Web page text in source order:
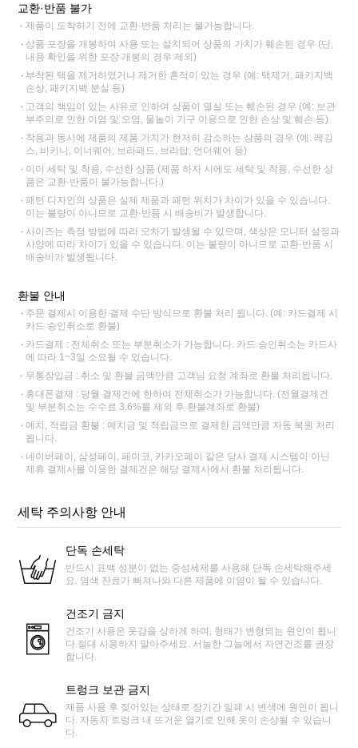
교환·반품 불가
제품이 도착하기 전에 교환·반품 처리는 불가능합니다.
상품 포장을 개봉하여 사용 또는 설치되어 상품의 가치가 훼손된 경우 (단,
내용 확인을 위한 포장 개봉의 경우 제외)
부착된 택을 제거하였거나 제거한 흔적이 있는 경우 (예: 택제거, 패키지백
손상, 패키지백 분실 등)
고객의 책임이 있는 사유로 인하여 상품이 멸실 또는 훼손된 경우 (예: 보관
부주의로 인한 이염 및 오염, 물놀이 기구 이용으로 인한 손상 및 훼손 등)
착용과 동시에 제품의 제품 가치가 현저히 감소하는 상품의 경우 (예: 레깅
스, 비키니, 이너웨어, 브라패드, 브라탑, 언더웨어 등)
이미 세탁 및 착용, 수선한 상품 (제품 하자 시에도 세탁 및 착용, 수선한 상
품은 교환·반품이 불가능합니다.)
패턴 디자인의 상품은 실제 제품과 패턴 위치가 차이가 있을 수 있습니다.
이는 불량이 아니므로 교환·반품 시 배송비가 발생합니다.
사이즈는 측정 방법에 따라 오차가 발생될 수 있으며, 색상은 모니터 설정과
사양에 따라 차이가 있을 수 있습니다. 이는 불량이 아니므로 교환·반품 시
배송비가 발생됩니다.
환불 안내
주문 결제시 이용한 결제 수단 방식으로 환불 처리 됩니다. (예: 카드결제 시
카드 승인취소로 환불)
카드결제 : 전체취소 또는 부분취소가 가능합니다. 카드 승인취소는 카드사
에 따라 1~3일 소요될 수 있습니다.
무통장입금 : 취소 및 환불 금액만큼 고객님 요청 계좌로 환불 처리됩니다.
휴대폰결제 : 당월 결제건에 한하여 전체취소가 가능합니다. (전월결제건
및 부분취소는 수수료 3.6%를 제외 후 환불계좌로 환불)
예치, 적립금 환불 : 예치금 및 적립금으로 결제한 금액만큼 자동 복원 처리
됩니다.
네이버페이, 삼성페이, 페이코, 카카오페이 같은 당사 결제 시스템이 아닌
제휴 결제사를 이용한 결제건은 해당 결제사에서 환불 처리됩니다.
세탁 주의사항 안내
단독 손세탁
반드시 표백 성분이 없는 중성세제를 사용해 단독 손세탁해주세
요. 염색 잔료가 빠져나와 다른 제품에 이염이 될 수 있습니다.
건조기 금지
건조기 사용은 옷감을 상하게 하며, 형태가 변형되는 원인이 됩니
다.절대 사용하지 말아주세요. 서늘한 그늘에서 자연건조를 권장
합니다.
트렁크 보관 금지
제품 사용 후 젖어있는 상태로 장기간 밀폐 시 변색에 원인이 됩니
다. 자동차 트렁크 내 뜨거운 열기로 인해 옷이 손상될 수 있습니
다.